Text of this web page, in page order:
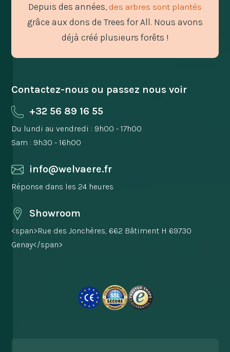
Depuis des années, des arbres sont plantés
grâce aux dons de Trees for All. Nous avons
déjà créé plusieurs forêts !
Contactez-nous ou passez nous voir
+32 56 89 16 55
Du lundi au vendredi : 9h00 - 17h00
Sam : 9h30 - 16h00
info@welvaere.fr
Réponse dans les 24 heures
Showroom
<span>Rue des Jonchères, 662 Bâtiment H 69730
Genay</span>